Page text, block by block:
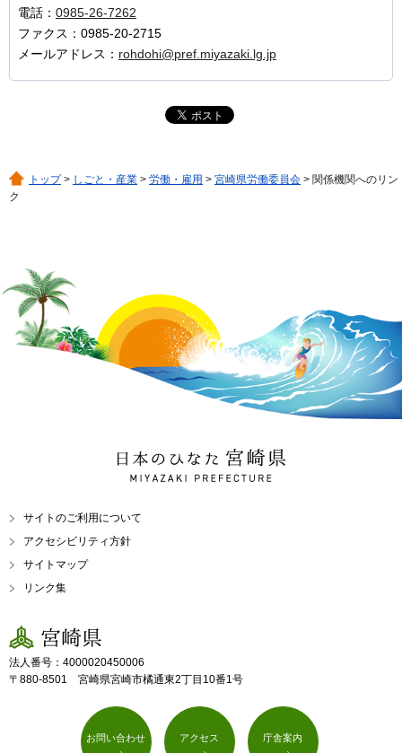
電話： 0985-26-7262
ファクス：0985-20-2715
メールアドレス： rohdohi@pref.miyazaki.lg.jp
トップ> しごと・産業 > 労働・雇用 > 宮崎県労働委員会 > 関係機関へのリン
ク
日本のひなた 宮崎県
MIYAZAKI PREFECTURE
サイトのご利用について
アクセシビリティ方針
サイトマップ
リンク集
宮崎県
法人番号：4000020450006
〒880-8501 宮崎県宮崎市橘通東2丁目10番1号
お問い合わせ アクセス 庁舎案内